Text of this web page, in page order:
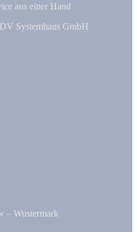
aus einer Hand
Systemhaus GmbH
– Wustermark